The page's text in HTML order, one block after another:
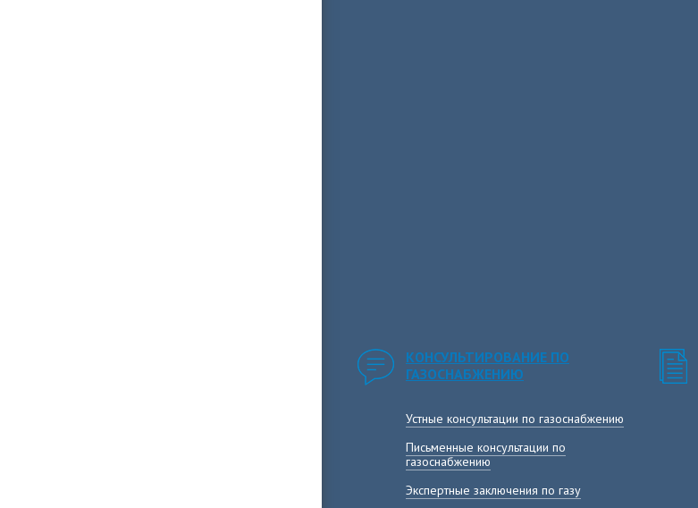
КОНСУЛЬТИРОВАНИЕ ПО
ГАЗОСНАБЖЕНИЮ
Устные консультации по газоснабжению
Письменные консультации по
газоснабжению
Экспертные заключения по газу